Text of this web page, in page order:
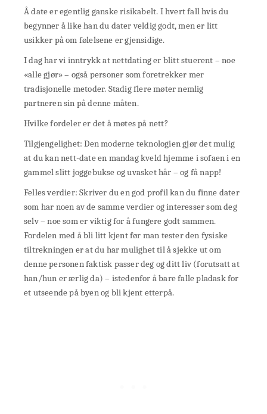
Å date er egentlig ganske risikabelt. I hvert fall hvis du
begynner å like han du dater veldig godt, men er litt
usikker på om følelsene er gjensidige.
I dag har vi inntrykk at nettdating er blitt stuerent – noe
«alle gjør» – også personer som foretrekker mer
tradisjonelle metoder. Stadig flere møter nemlig
partneren sin på denne måten.
Hvilke fordeler er det å møtes på nett?
Tilgjengelighet: Den moderne teknologien gjør det mulig
at du kan nett-date en mandag kveld hjemme i sofaen i en
gammel slitt joggebukse og uvasket hår – og få napp!
Felles verdier: Skriver du en god profil kan du finne dater
som har noen av de samme verdier og interesser som deg
selv – noe som er viktig for å fungere godt sammen.
Fordelen med å bli litt kjent før man tester den fysiske
tiltrekningen er at du har mulighet til å sjekke ut om
denne personen faktisk passer deg og ditt liv (forutsatt at
han/hun er ærlig da) – istedenfor å bare falle pladask for
et utseende på byen og bli kjent etterpå.